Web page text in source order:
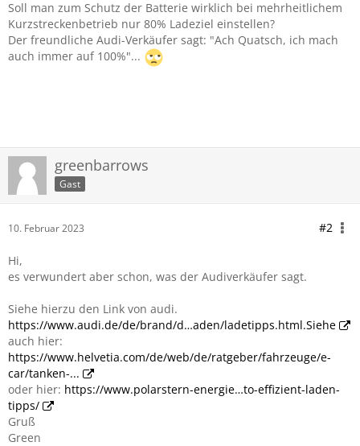
Soll man zum Schutz der Batterie wirklich bei mehrheitlichem
Kurzstreckenbetrieb nur 80% Ladeziel einstellen?
Der freundliche Audi-Verkäufer sagt: "Ach Quatsch, ich mach
auch immer auf 100%"...
greenbarrows
Gast
10. Februar 2023 #2
Hi,
es verwundert aber schon, was der Audiverkäufer sagt.
Siehe hierzu den Link von audi.
https://www.audi.de/de/brand/d…aden/ladetipps.html.Siehe
auch hier:
https://www.helvetia.com/de/web/de/ratgeber/fahrzeuge/e-
car/tanken-...
oder hier: https://www.polarstern-energie…to-effizient-laden-
tipps/
Gruß
Green